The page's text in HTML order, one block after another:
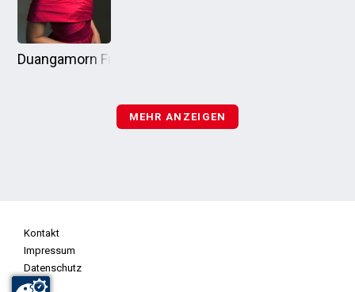
Duangamorn Fu
MEHR ANZEIGEN
Kontakt
Impressum
Datenschutz